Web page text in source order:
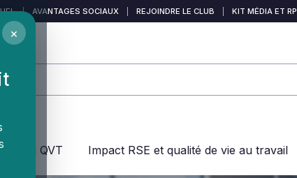
| AVANTAGES SOCIAUX REJOINDRE LE CLUB KIT MÉDIA ET RP
la QVT Impact RSE et qualité de vie au travail
×